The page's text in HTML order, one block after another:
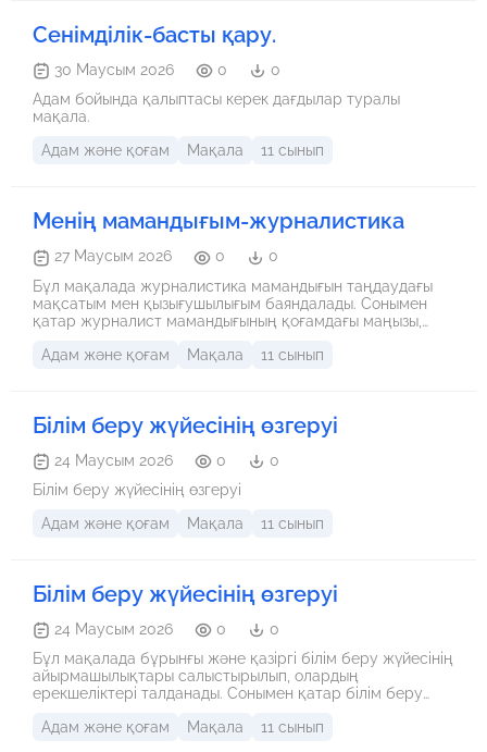
жоқтың қасы. Шешім — білім беру жүйесін нарықпен
байланыстыру, ерте жастан бағдар беру, жұмыс
берушілердің көзқарасын өзгерту және мемлекеттік
тек қабырғадағы әдемі қағаз болып қала береді.
Сенімділік-басты қару.
30 Маусым 2026 0
0
Адам бойында қалыптасы керек дағдылар туралы
мақала.
Адам және қоғам
Мақала 11 сынып
Менің мамандығым-журналистика
27 Маусым 2026 0
0
Бұл мақалада журналистика мамандығын таңдаудағы
мақсатым мен қызығушылығым баяндалады. Сонымен
қатар журналист мамандығының қоғамдағы маңызы,
туралы ой-пікірім көркем тілде жеткізілген.
Адам және қоғам Мақала 11 сынып
Білім беру жүйесінің өзгеруі
24 Маусым 2026 0
0
Білім беру жүйесінің өзгеруі
Адам және қоғам
Мақала 11 сынып
Білім беру жүйесінің өзгеруі
24 Маусым 2026 0
0
Бұл мақалада бұрынғы және қазіргі білім беру жүйесінің
айырмашылықтары салыстырылып, олардың
ерекшеліктері талданады. Сонымен қатар білім беру
әсері және қазіргі жүйенің артықшылықтары мен
Адам және қоғам Мақала 11 сынып